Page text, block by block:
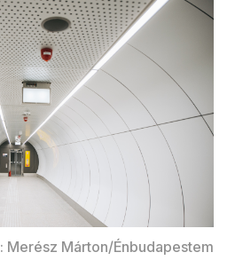
Merész Márton/Énbudapestem